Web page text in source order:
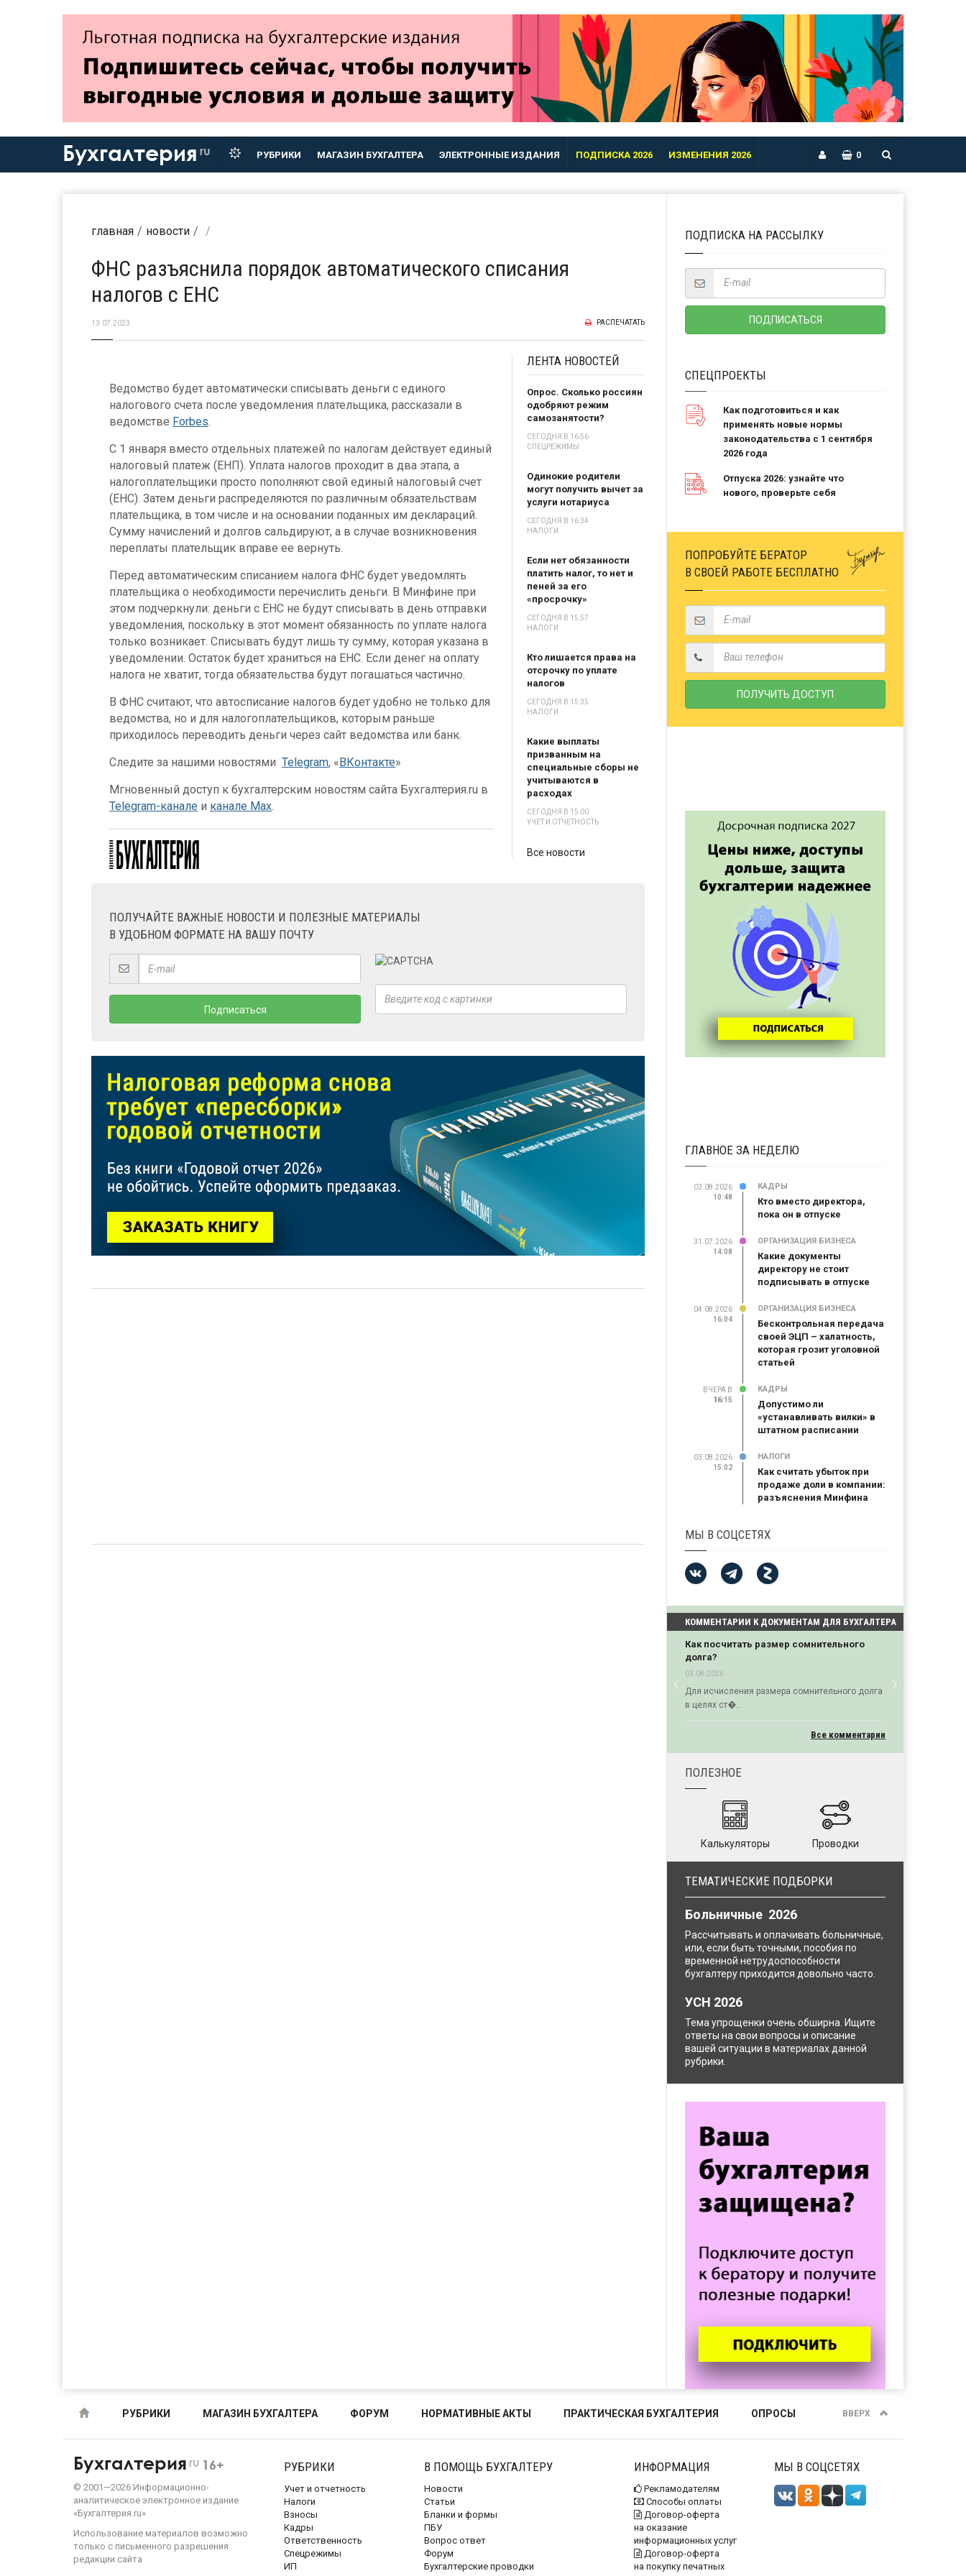
Бухгалтерия ru РУБРИКИ МАГАЗИН БУХГАЛТЕРА ЭЛЕКТРОННЫЕ ИЗДАНИЯ ПОДПИСКА 2026 ИЗМЕНЕНИЯ 2026 0
главная новости
ФНС разъяснила порядок автоматического списания
налогов с ЕНС
13.07.2023 РАСПЕЧАТАТЬ
Ведомство будет автоматически списывать деньги с единого
налогового счета после уведомления плательщика, рассказали в
ведомстве Forbes.
С 1 января вместо отдельных платежей по налогам действует единый
налоговый платеж (ЕНП). Уплата налогов проходит в два этапа, а
налогоплательщики просто пополняют свой единый налоговый счет
(ЕНС). Затем деньги распределяются по различным обязательствам
плательщика, в том числе и на основании поданных им деклараций.
Сумму начислений и долгов сальдируют, а в случае возникновения
переплаты плательщик вправе ее вернуть.
Перед автоматическим списанием налога ФНС будет уведомлять
плательщика о необходимости перечислить деньги. В Минфине при
этом подчеркнули: деньги с ЕНС не будут списывать в день отправки
уведомления, поскольку в этот момент обязанность по уплате налога
только возникает. Списывать будут лишь ту сумму, которая указана в
уведомлении. Остаток будет храниться на ЕНС. Если денег на оплату
налога не хватит, тогда обязательства будут погашаться частично.
В ФНС считают, что автосписание налогов будет удобно не только для
ведомства, но и для налогоплательщиков, которым раньше
приходилось переводить деньги через сайт ведомства или банк.
Следите за нашими новостями Telegram, «ВКонтакте»
Мгновенный доступ к бухгалтерским новостям сайта Бухгалтерия.ru в
Telegram-канале и канале Max.
ЛЕНТА НОВОСТЕЙ
Опрос. Сколько россиян
одобряют режим
самозанятости?
СЕГОДНЯ В 16:56
СПЕЦРЕЖИМЫ
Одинокие родители
могут получить вычет за
услуги нотариуса
СЕГОДНЯ В 16:34
НАЛОГИ
Если нет обязанности
платить налог, то нет и
пеней за его
«просрочку»
СЕГОДНЯ В 15:57
НАЛОГИ
Кто лишается права на
отсрочку по уплате
налогов
СЕГОДНЯ В 15:35
НАЛОГИ
Какие выплаты
призванным на
специальные сборы не
учитываются в
расходах
СЕГОДНЯ В 15:00
УЧЕТ И ОТЧЕТНОСТЬ
Все новости
ПОЛУЧАЙТЕ ВАЖНЫЕ НОВОСТИ И ПОЛЕЗНЫЕ МАТЕРИАЛЫ
В УДОБНОМ ФОРМАТЕ НА ВАШУ ПОЧТУ
ПОДПИСКА НА РАССЫЛКУ
СПЕЦПРОЕКТЫ
Как подготовиться и как
применять новые нормы
законодательства с 1 сентября
2026 года
Отпуска 2026: узнайте что
нового, проверьте себя
ПОПРОБУЙТЕ БЕРАТОР
В СВОЕЙ РАБОТЕ БЕСПЛАТНО
ГЛАВНОЕ ЗА НЕДЕЛЮ
03.08.2026
10:48
КАДРЫ
Кто вместо директора,
пока он в отпуске
31.07.2026
14:08
ОРГАНИЗАЦИЯ БИЗНЕСА
Какие документы
директору не стоит
подписывать в отпуске
04.08.2026
16:04
ОРГАНИЗАЦИЯ БИЗНЕСА
Бесконтрольная передача
своей ЭЦП – халатность,
которая грозит уголовной
статьей
ВЧЕРА В
16:15
16:15
КАДРЫ
Допустимо ли
«устанавливать вилки» в
штатном расписании
03.08.2026
15:02
НАЛОГИ
Как считать убыток при
продаже доли в компании:
разъяснения Минфина
МЫ В СОЦСЕТЯХ
КОММЕНТАРИИ К ДОКУМЕНТАМ ДЛЯ БУХГАЛТЕРА
Как посчитать размер сомнительного
долга?
03.08.2026
Для исчисления размера сомнительного долга
в целях ст�...
‹Previous ›Next
Все комментарии
ПОЛЕЗНОЕ
Калькуляторы Проводки
ТЕМАТИЧЕСКИЕ ПОДБОРКИ
Больничные 2026
Рассчитывать и оплачивать больничные,
или, если быть точными, пособия по
временной нетрудоспособности
бухгалтеру приходится довольно часто.
УСН 2026
Тема упрощенки очень обширна. Ищите
ответы на свои вопросы и описание
вашей ситуации в материалах данной
рубрики.
РУБРИКИ МАГАЗИН БУХГАЛТЕРА ФОРУМ НОРМАТИВНЫЕ АКТЫ ПРАКТИЧЕСКАЯ БУХГАЛТЕРИЯ ОПРОСЫ ВВЕРХ
Бухгалтерия ru 16+
© 2001—2026 Информационно-
аналитическое электронное издание
«Бухгалтерия.ru»
Использование материалов возможно
только с письменного разрешения
редакции сайта
РУБРИКИ
Учет и отчетность
Налоги
Взносы
Кадры
Ответственность
Спецрежимы
ИП
В ПОМОЩЬ БУХГАЛТЕРУ
Новости
Статьи
Бланки и формы
ПБУ
Вопрос ответ
Форум
Бухгалтерские проводки
ИНФОРМАЦИЯ
Рекламодателям
Способы оплаты
Договор-оферта
на оказание
информационных услуг
Договор-оферта
на покупку печатных
МЫ В СОЦСЕТЯХ